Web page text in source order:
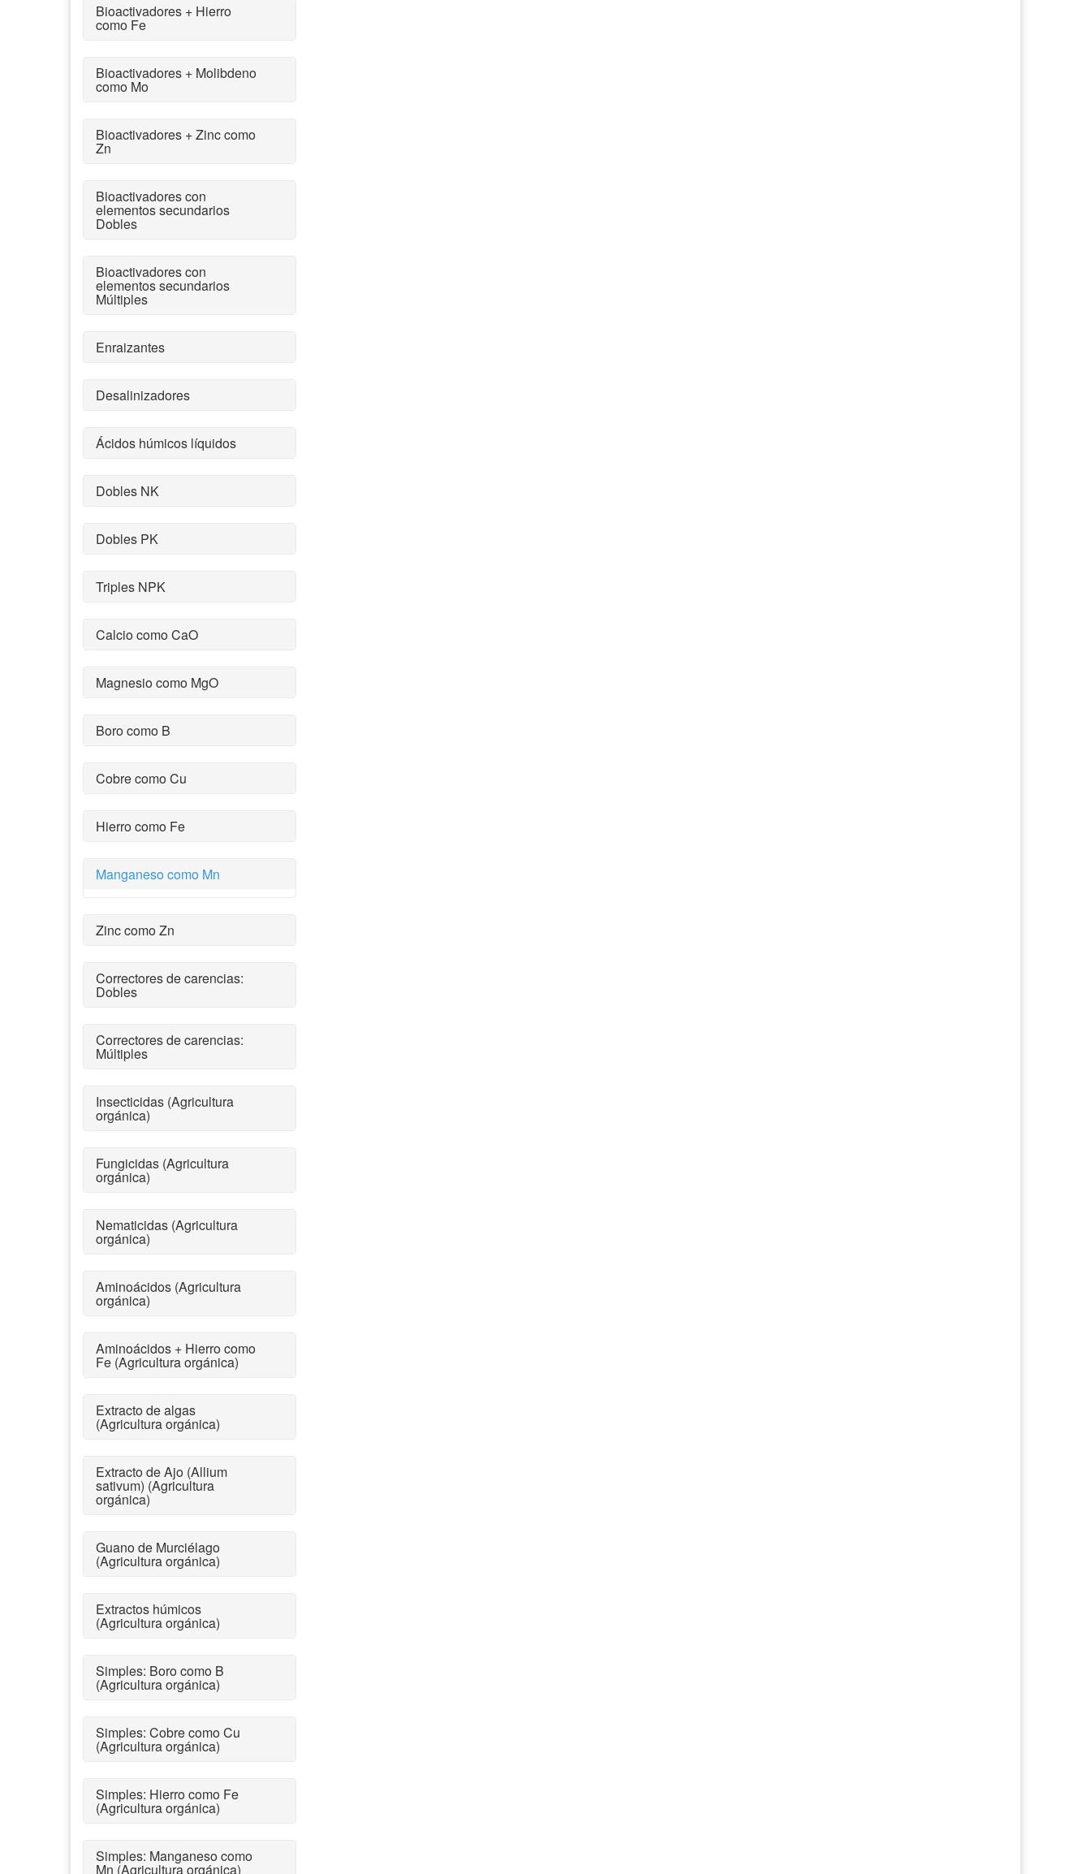
Bioactivadores + Hierro
como Fe
Bioactivadores + Molibdeno
como Mo
Bioactivadores + Zinc como
Zn
Bioactivadores con
elementos secundarios
Dobles
Bioactivadores con
elementos secundarios
Múltiples
Enraizantes
Desalinizadores
Ácidos húmicos líquidos
Dobles NK
Dobles PK
Triples NPK
Calcio como CaO
Magnesio como MgO
Boro como B
Cobre como Cu
Hierro como Fe
Manganeso como Mn
Zinc como Zn
Correctores de carencias:
Dobles
Correctores de carencias:
Múltiples
Insecticidas (Agricultura
orgánica)
Fungicidas (Agricultura
orgánica)
Nematicidas (Agricultura
orgánica)
Aminoácidos (Agricultura
orgánica)
Aminoácidos + Hierro como
Fe (Agricultura orgánica)
Extracto de algas
(Agricultura orgánica)
Extracto de Ajo (Allium
sativum) (Agricultura
orgánica)
Guano de Murciélago
(Agricultura orgánica)
Extractos húmicos
(Agricultura orgánica)
Simples: Boro como B
(Agricultura orgánica)
Simples: Cobre como Cu
(Agricultura orgánica)
Simples: Hierro como Fe
(Agricultura orgánica)
Simples: Manganeso como
Mn (Agricultura orgánica)